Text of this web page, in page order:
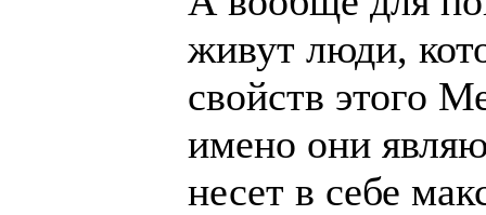
живут люди,
свойств этого
имено они
несет в себе